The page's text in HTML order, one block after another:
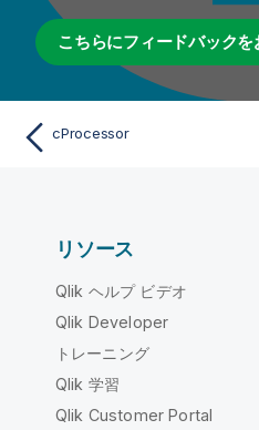
こちらにフィードバック
cProcessor
リソース
Qlik ヘルプ ビデオ
Qlik Developer
トレーニング
Qlik 学習
Qlik Customer Portal